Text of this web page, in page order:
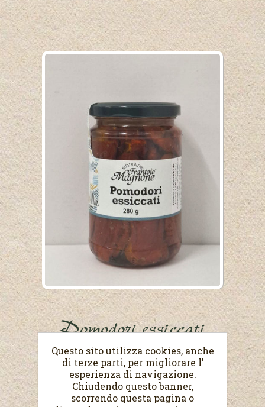
Pomodori essiccati
Peso netto 280 g
€5,80
(Prezzo al Kg. €20,71)
Questo sito utilizza cookies, anche
di terze parti, per migliorare l’
esperienza di navigazione.
Chiudendo questo banner,
scorrendo questa pagina o